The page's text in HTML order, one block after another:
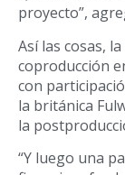
proyecto”,
Así las cosas,
coproducción
con
la británica
la
“Y luego una